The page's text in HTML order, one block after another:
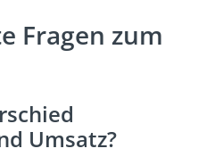
Fragen zum
Umsatz?